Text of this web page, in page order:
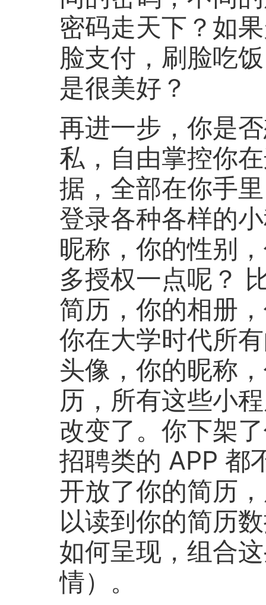
密码走天下？如
脸支付，刷脸吃
是很美好？
再进一步，你是
私，自由掌控你
据，全部在你手
登录各种各样的
昵称，你的性别
多授权一点呢？
简历，你的相册
你在大学时代所
头像，你的昵称
历，所有这些小
改变了。你下架
招聘类的 APP 都
开放了你的简历
以读到你的简历
如何呈现，组合
情）。